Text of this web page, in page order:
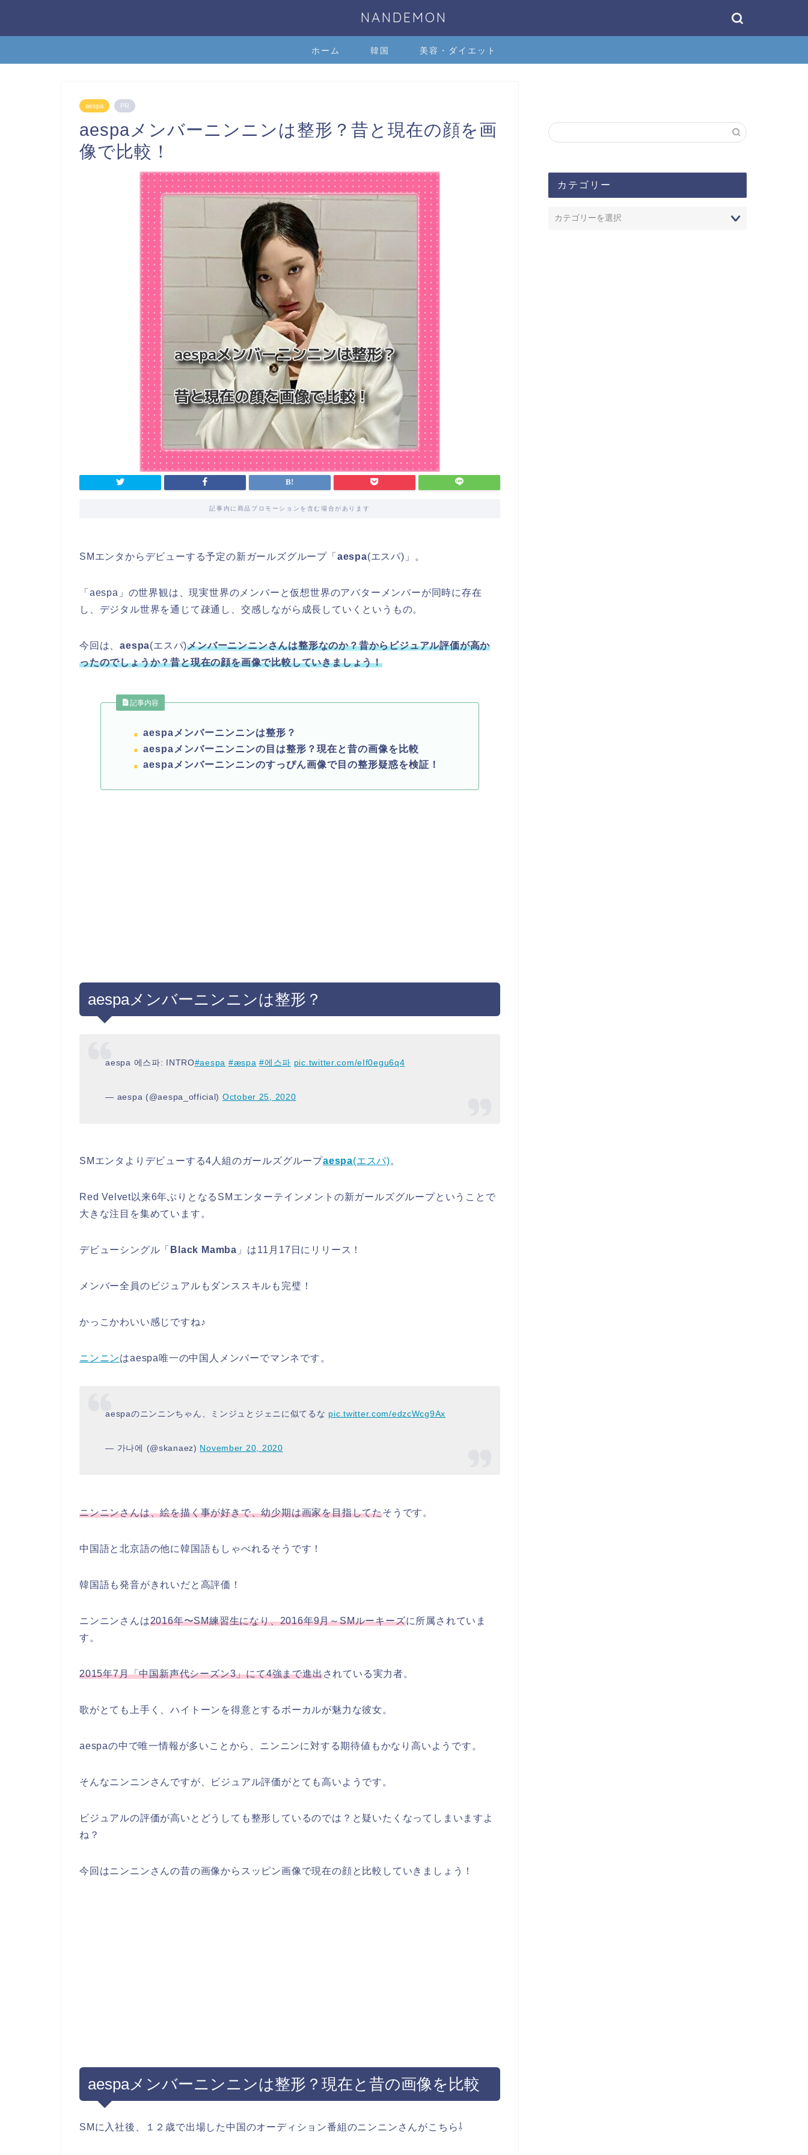
NANDEMON
ホーム 韓国 美容・ダイエット
aespa PR
aespaメンバーニンニンは整形？昔と現在の顔を画
像で比較！
記事内に商品プロモーションを含む場合があります
SMエンタからデビューする予定の新ガールズグループ「 aespa(エスパ)」。
「aespa」の世界観は、現実世界のメンバーと仮想世界のアバターメンバーが同時に存在
し、デジタル世界を通じて疎通し、交感しながら成長していくというもの。
今回は、aespa(エスパ)メンバーニンニンさんは整形なのか？昔からビジュアル評価が高か
ったのでしょうか？昔と現在の顔を画像で比較していきましょう！
記事内容
aespaメンバーニンニンは整形？
aespaメンバーニンニンの目は整形？現在と昔の画像を比較
aespaメンバーニンニンのすっぴん画像で目の整形疑惑を検証！
aespaメンバーニンニンは整形？
aespa 에스파: INTRO#aespa #æspa #에스파 pic.twitter.com/eIf0egu6q4
— aespa (@aespa_official) October 25, 2020
SMエンタよりデビューする4人組のガールズグループaespa(エスパ)。
Red Velvet以来6年ぶりとなるSMエンターテインメントの新ガールズグループということで
大きな注目を集めています。
デビューシングル「 Black Mamba 」は11月17日にリリース！
メンバー全員のビジュアルもダンススキルも完璧！
かっこかわいい感じですね♪
ニンニンはaespa唯一の中国人メンバーでマンネです。
aespaのニンニンちゃん、ミンジュとジェニに似てるな pic.twitter.com/edzcWcg9Ax
— 가나에 (@skanaez) November 20, 2020
ニンニンさんは、絵を描く事が好きで、幼少期は画家を目指してたそうです。
中国語と北京語の他に韓国語もしゃべれるそうです！
韓国語も発音がきれいだと高評価！
ニンニンさんは2016年〜SM練習生になり、2016年9月～SMルーキーズに所属されていま
す。
2015年7月「中国新声代シーズン3」にて4強まで進出されている実力者。
歌がとても上手く、ハイトーンを得意とするボーカルが魅力な彼女。
aespaの中で唯一情報が多い ことから、ニンニンに対する期待値もかなり高い ようです。
そんなニンニンさんですが、ビジュアル評価がとても高いようです。
ビジュアルの評価が高いとどうしても整形しているのでは？と疑いたくなってしまいますよ
ね？
今回はニンニンさんの昔の画像からスッピン画像で現在の顔と比較していきましょう！
aespaメンバーニンニンは整形？現在と昔の画像を比較
SMに入社後、１２歳で出場した中国のオーディション番組のニンニンさんがこちら⇩
カテゴリー